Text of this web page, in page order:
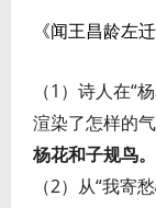
《闻王昌龄左
（1）诗人在“
渲染了怎样的
杨花和子规鸟
（2）从“我寄